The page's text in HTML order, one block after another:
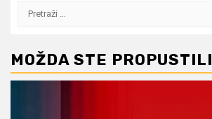
Pretraži:
MOŽDA STE PROPUSTILI